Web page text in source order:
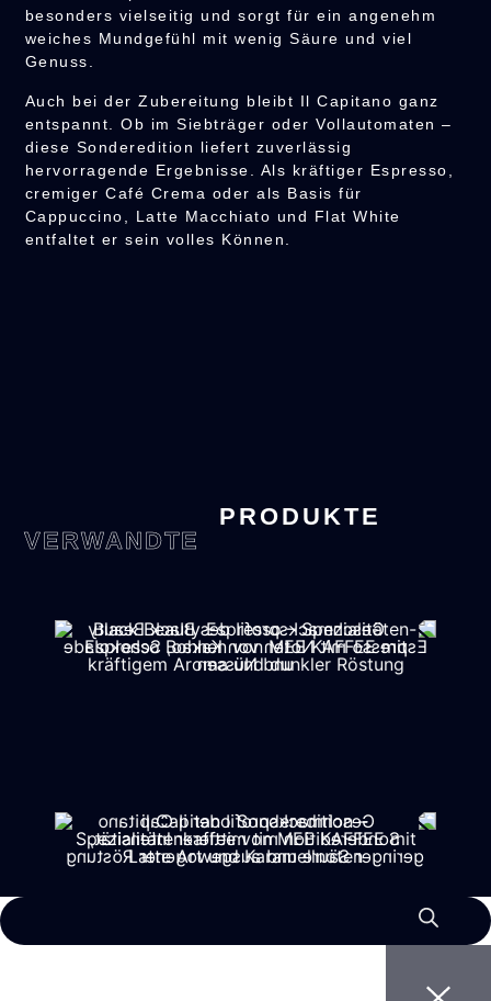
besonders vielseitig und sorgt für ein angenehm
weiches Mundgefühl mit wenig Säure und viel
Genuss.
Auch bei der Zubereitung bleibt Il Capitano ganz
entspannt. Ob im Siebträger oder Vollautomaten –
diese Sonderedition liefert zuverlässig
hervorragende Ergebnisse. Als kräftiger Espresso,
cremiger Café Crema oder als Basis für
Cappuccino, Latte Macchiato und Flat White
entfaltet er sein volles Können.
VERWANDTE
PRODUKTE